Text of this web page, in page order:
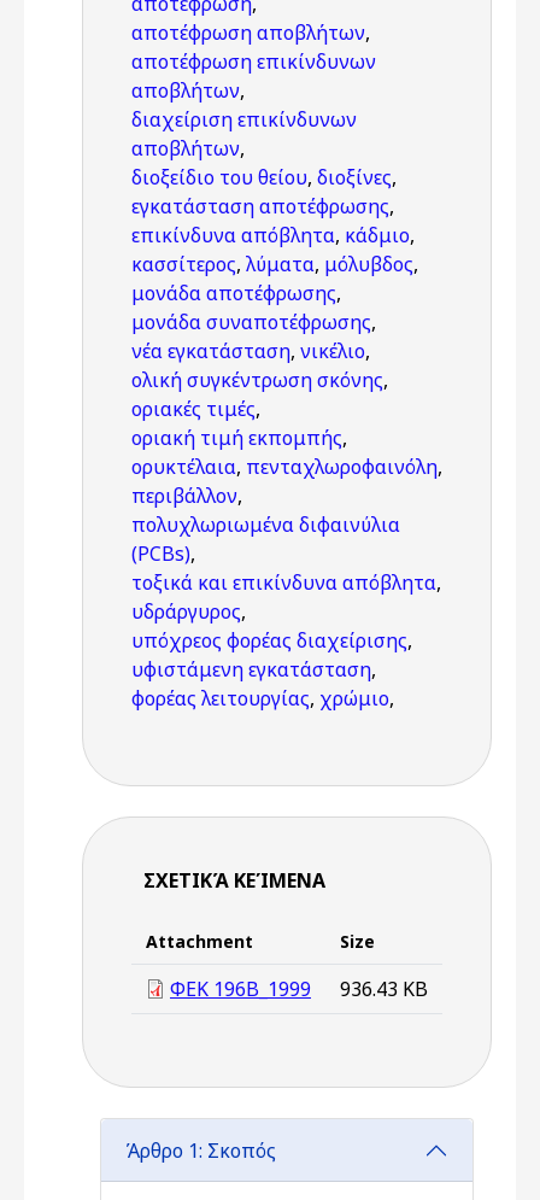
αποτέφρωση αποβλήτων,
αποτέφρωση επικίνδυνων
αποβλήτων,
διαχείριση επικίνδυνων
αποβλήτων,
διοξείδιο του θείου, διοξίνες,
εγκατάσταση αποτέφρωσης,
επικίνδυνα απόβλητα, κάδμιο,
κασσίτερος, λύματα, μόλυβδος,
μονάδα αποτέφρωσης,
μονάδα συναποτέφρωσης,
νέα εγκατάσταση, νικέλιο,
ολική συγκέντρωση σκόνης,
οριακές τιμές,
οριακή τιμή εκπομπής,
ορυκτέλαια, πενταχλωροφαινόλη,
περιβάλλον,
πολυχλωριωμένα διφαινύλια
(PCBs),
τοξικά και επικίνδυνα απόβλητα,
υδράργυρος,
υπόχρεος φορέας διαχείρισης,
υφιστάμενη εγκατάσταση,
φορέας λειτουργίας, χρώμιο,
ΣΧΕΤΙΚΆ ΚΕΊΜΕΝΑ
Attachment Size
ΦΕΚ 196B_1999 936.43 KB
Άρθρο 1: Σκοπός